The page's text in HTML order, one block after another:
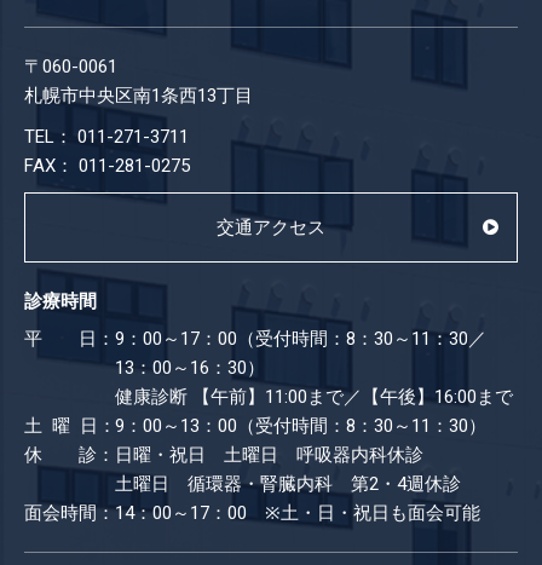
〒060-0061
札幌市中央区南1条西13丁目
TEL： 011-271-3711
FAX： 011-281-0275
交通アクセス
診療時間
平 日： 9：00～17：00（受付時間：8：30～11：30／
13：00～16：30）
健康診断
【午前】11:00まで／【午後】16:00まで
土 曜 日：9：00～13：00（受付時間：8：30～11：30）
休 診： 日曜・祝日 土曜日 呼吸器内科休診
土曜日 循環器・腎臓内科 第2・4週休診
面会時間：14：00～17：00 ※土・日・祝日も​面会可能